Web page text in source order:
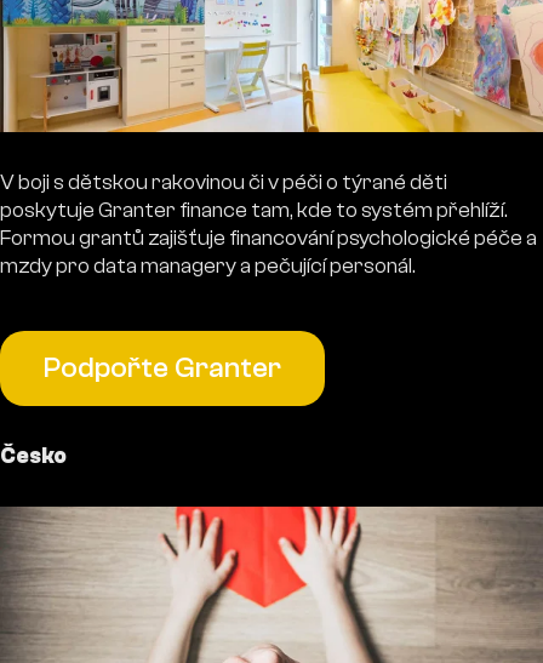
V boji s dětskou rakovinou či v péči o týrané děti
poskytuje Granter finance tam, kde to systém přehlíží.
Formou grantů zajišťuje financování psychologické péče a
mzdy pro data managery a pečující personál.
Podpořte Granter
Česko